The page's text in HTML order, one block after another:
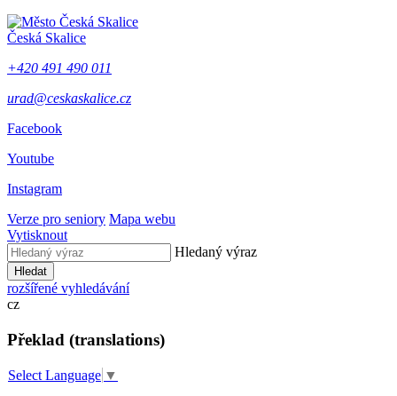
Česká Skalice
+420 491 490 011
urad@ceskaskalice.cz
Facebook
Youtube
Instagram
Verze pro seniory Mapa webu
Vytisknout
Hledaný výraz
Hledat
rozšířené vyhledávání
cz
Překlad (translations)
Select Language ▼